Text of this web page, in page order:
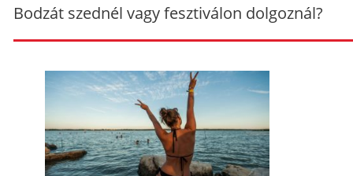
Bodzát szednél vagy fesztiválon dolgoznál?